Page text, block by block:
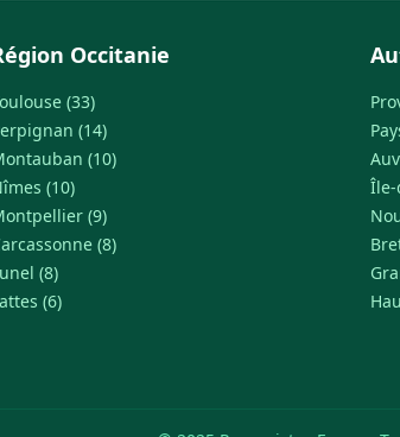
Occitanie
(33)
(14)
(10)
(10)
(9)
(8)
(8)
(6)
Île-